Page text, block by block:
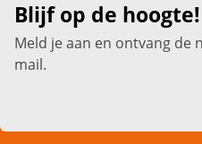
Blijf op de hoogte!
Meld je aan en ontvang de
mail.